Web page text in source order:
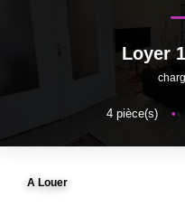
NOS
Loyer
4pièce(s) •
A Louer